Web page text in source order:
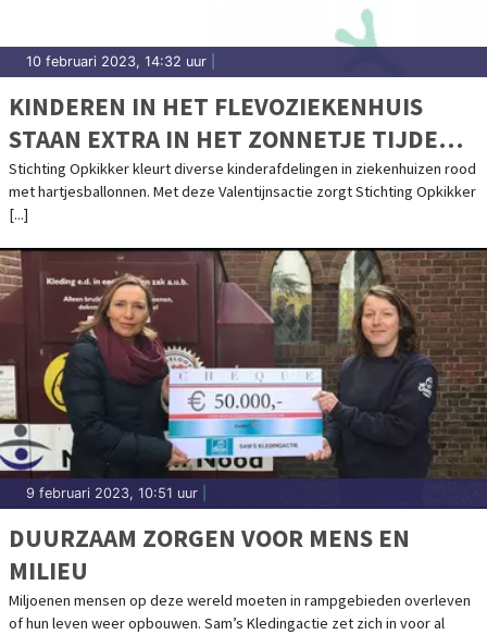
10 februari 2023, 14:32 uur
KINDEREN IN HET FLEVOZIEKENHUIS
STAAN EXTRA IN HET ZONNETJE TIJDENS
VALENTIJNSDAG
Stichting Opkikker kleurt diverse kinderafdelingen in ziekenhuizen rood
met hartjesballonnen. Met deze Valentijnsactie zorgt Stichting Opkikker
[...]
9 februari 2023, 10:51 uur
DUURZAAM ZORGEN VOOR MENS EN
MILIEU
Miljoenen mensen op deze wereld moeten in rampgebieden overleven
of hun leven weer opbouwen. Sam’s Kledingactie zet zich in voor al